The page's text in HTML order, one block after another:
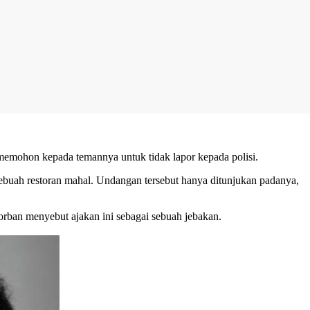
kepada temannya untuk tidak lapor kepada polisi.
restoran mahal. Undangan tersebut hanya ditunjukan padanya,
menyebut ajakan ini sebagai sebuah jebakan.